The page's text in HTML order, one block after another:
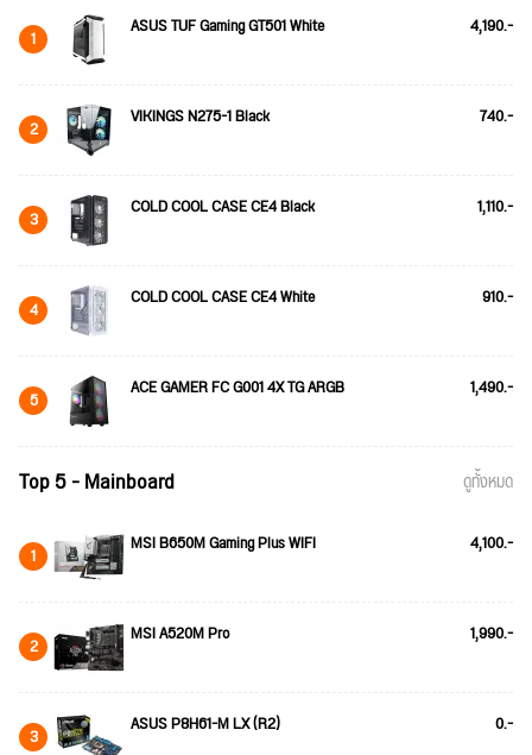
1 ASUS TUF Gaming GT501 White 4,190.-
2 VIKINGS N275-1 Black 740.-
3 COLD COOL CASE CE4 Black 1,110.-
4 COLD COOL CASE CE4 White 910.-
5 ACE GAMER FC G001 4X TG ARGB 1,490.-
Top 5 - Mainboard ดูทั้งหมด
1 MSI B650M Gaming Plus WIFI 4,100.-
2 MSI A520M Pro 1,990.-
3 ASUS P8H61-M LX (R2) 0.-